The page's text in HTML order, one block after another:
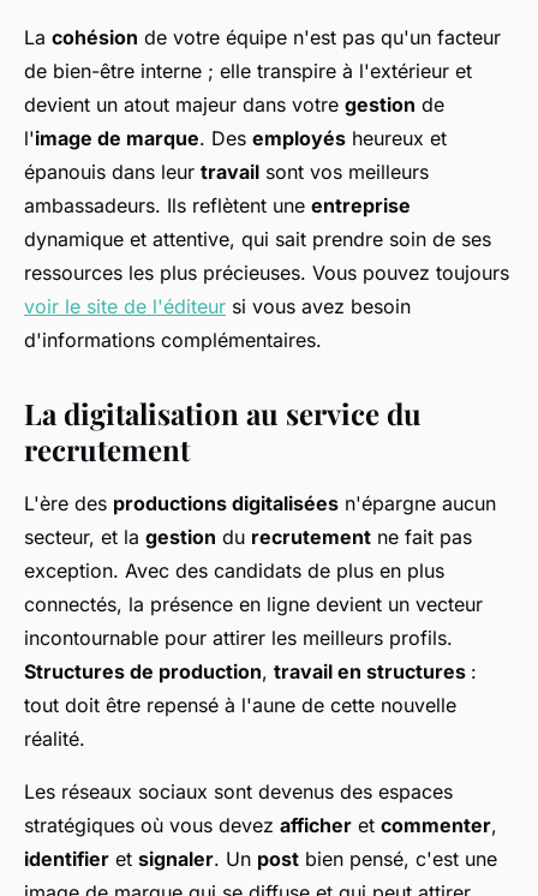
La cohésion de votre équipe n'est pas qu'un facteur
de bien-être interne ; elle transpire à l'extérieur et
devient un atout majeur dans votre gestion de
l'image de marque. Des employés heureux et
épanouis dans leur travail sont vos meilleurs
ambassadeurs. Ils reflètent une entreprise
dynamique et attentive, qui sait prendre soin de ses
ressources les plus précieuses. Vous pouvez toujours
voir le site de l'éditeur si vous avez besoin
d'informations complémentaires.
La digitalisation au service du
recrutement
L'ère des productions digitalisées n'épargne aucun
secteur, et la gestion du recrutement ne fait pas
exception. Avec des candidats de plus en plus
connectés, la présence en ligne devient un vecteur
incontournable pour attirer les meilleurs profils.
Structures de production, travail en structures :
tout doit être repensé à l'aune de cette nouvelle
réalité.
Les réseaux sociaux sont devenus des espaces
stratégiques où vous devez afficher et commenter,
identifier et signaler. Un post bien pensé, c'est une